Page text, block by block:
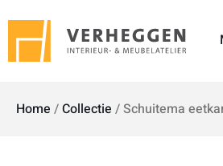
Home /Collectie /Schuitema